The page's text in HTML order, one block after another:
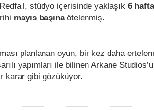
stüdyo içerisinde yaklaşık 6
mayıs başına ötelenmiş.
planlanan oyun, bir kez daha
yapımları ile bilinen Arkane
karar gibi gözüküyor.